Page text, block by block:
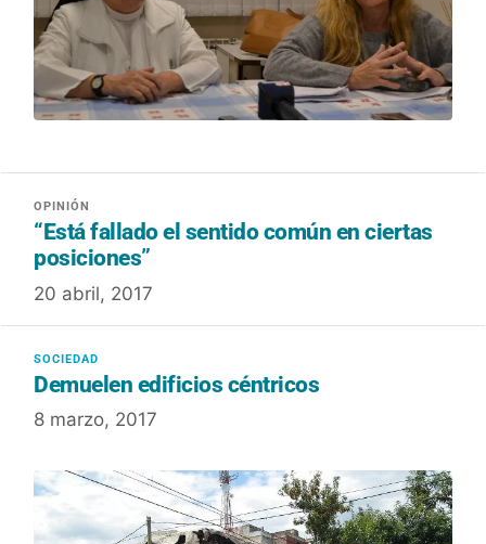
“Está fallado el sentido común en ciertas
posiciones”
20 abril, 2017
Demuelen edificios céntricos
8 marzo, 2017